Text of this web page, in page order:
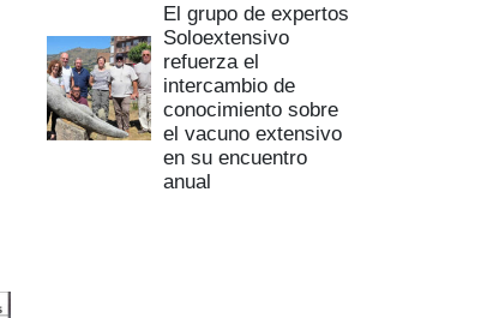
El grupo de expertos
Soloextensivo
refuerza el
intercambio de
conocimiento sobre
el vacuno extensivo
en su encuentro
anual